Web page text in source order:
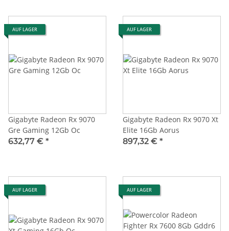
AUF LAGER
Gigabyte Radeon Rx 9070
Gre Gaming 12Gb Oc
632,77 € *
AUF LAGER
Gigabyte Radeon Rx 9070 Xt
Elite 16Gb Aorus
897,32 € *
AUF LAGER AUF LAGER